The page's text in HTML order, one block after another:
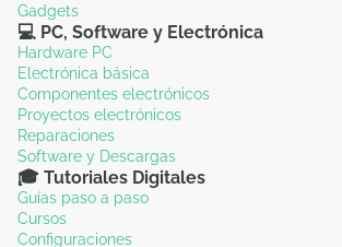
Gadgets
💻 PC, Software y Electrónica
Hardware PC
Electrónica básica
Componentes electrónicos
Proyectos electrónicos
Reparaciones
Software y Descargas
🎓 Tutoriales Digitales
Guías paso a paso
Cursos
Configuraciones